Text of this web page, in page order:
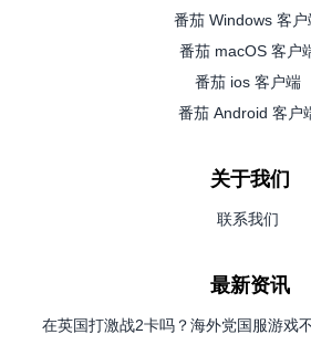
番茄 Windows 客户
番茄 macOS 客户
番茄 ios 客户端
番茄 Android 客户
关于我们
联系我们
最新资讯
在英国打激战2卡吗？海外党国服游戏